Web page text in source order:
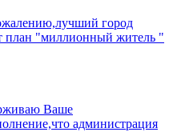
город
план "миллионный житель "
Ваше
администрация